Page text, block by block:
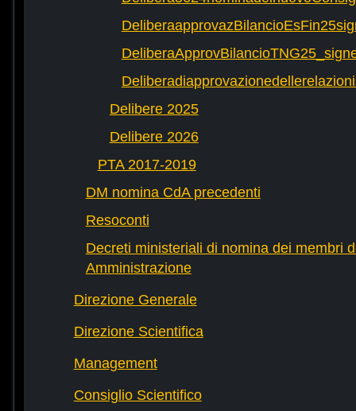
Delibere 2025
Delibere 2026
PTA 2017-2019
DM nomina CdA precedenti
Resoconti
Decreti ministeriali di nomina dei membri
Amministrazione
Direzione Generale
Direzione Scientifica
Management
Consiglio Scientifico